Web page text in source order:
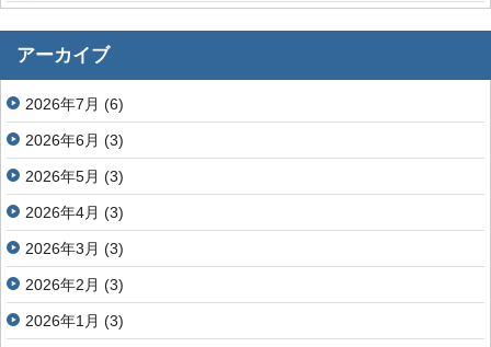
アーカイブ
2026年7月 (6)
2026年6月 (3)
2026年5月 (3)
2026年4月 (3)
2026年3月 (3)
2026年2月 (3)
2026年1月 (3)